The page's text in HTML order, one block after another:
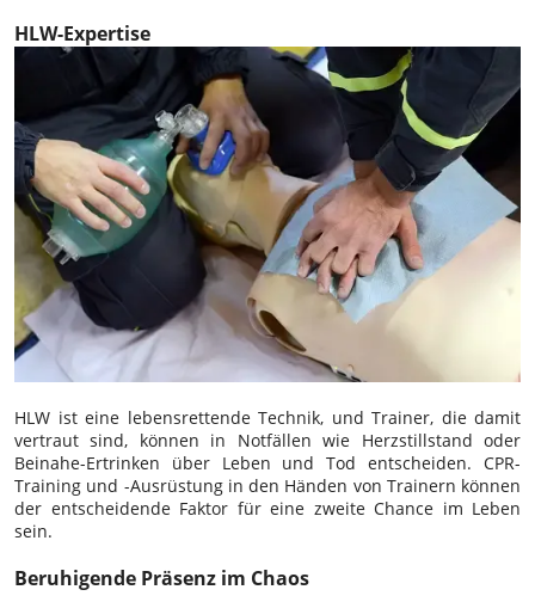
HLW-Expertise
HLW ist eine lebensrettende Technik, und Trainer, die damit
vertraut sind, können in Notfällen wie Herzstillstand oder
Beinahe-Ertrinken über Leben und Tod entscheiden. CPR-
Training und -Ausrüstung in den Händen von Trainern können
der entscheidende Faktor für eine zweite Chance im Leben
sein.
Beruhigende Präsenz im Chaos